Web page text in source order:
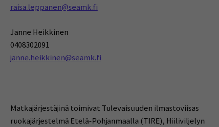
raisa.leppanen@seamk.fi
Janne Heikkinen
0408302091
janne.heikkinen@seamk.fi
Matkajärjestäjinä toimivat Tulevaisuuden ilmastoviisas
ruokajärjestelmä Etelä-Pohjanmaalla (TIRE), Hiiliviljelyn